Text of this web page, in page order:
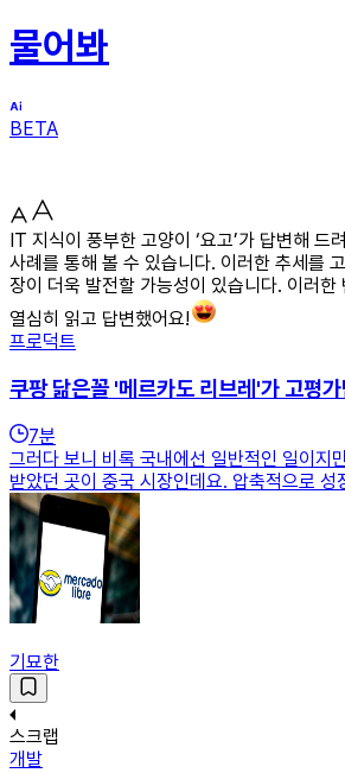
물어봐
BETA
IT 지식이 풍부한 고양이 ‘요고’가 답변해
사례를 통해 볼 수 있습니다. 이러한 추세를
장이 더욱 발전할 가능성이 있습니다. 이러
열심히 읽고 답변했어요!
프로덕트
쿠팡 닮은꼴 '메르카도 리브레'가 고평
7분
그러다 보니 비록 국내에선 일반적인 일이지
받았던 곳이 중국 시장인데요. 압축적으로 성
기묘한
스크랩
개발